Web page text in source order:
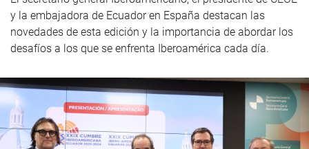
y la embajadora de Ecuador en España destacan las
novedades de esta edición y la importancia de abordar los
desafíos a los que se enfrenta Iberoamérica cada día.